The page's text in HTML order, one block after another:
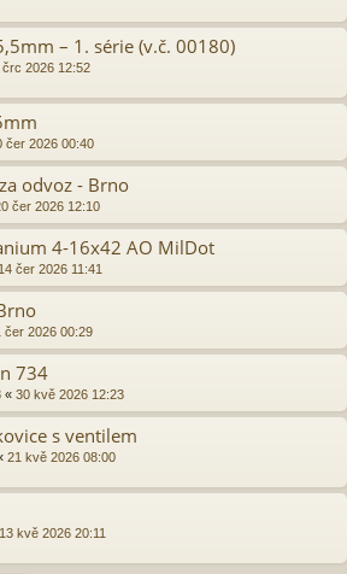
– 1. série (v.č. 00180)
črc 2026 12:52
čer 2026 00:40
odvoz - Brno
čer 2026 12:10
4-16x42 AO MilDot
14 čer 2026 11:41
čer 2026 00:29
734
« 30 kvě 2026 12:23
s ventilem
21 kvě 2026 08:00
13 kvě 2026 20:11